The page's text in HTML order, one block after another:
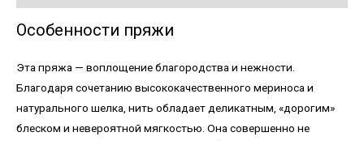
Особенности пряжи
Эта пряжа — воплощение благородства и нежности.
Благодаря сочетанию высококачественного мериноса и
натурального шелка, нить обладает деликатным, «дорогим»
блеском и невероятной мягкостью. Она совершенно не